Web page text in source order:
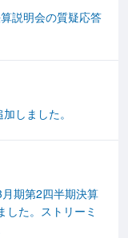
説明会の質疑応答
しました。
期第2四半期決算
した。ストリーミ